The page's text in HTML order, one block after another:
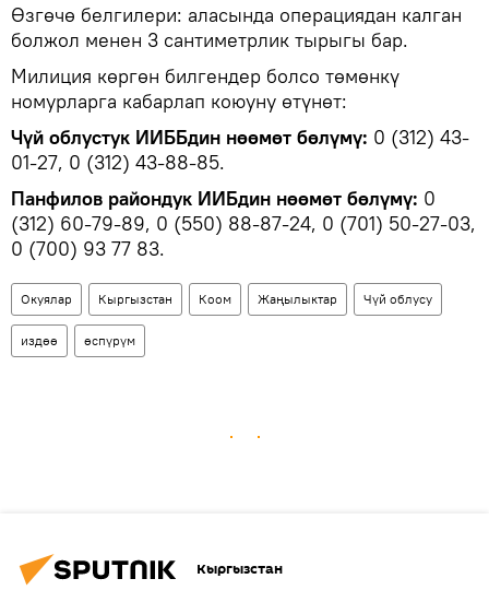
Өзгөчө белгилери: аласында операциядан калган
болжол менен 3 сантиметрлик тырыгы бар.
Милиция көргөн билгендер болсо төмөнкү
номурларга кабарлап коюуну өтүнөт:
Чүй облустук ИИББдин нөөмөт бөлүмү: 0 (312) 43-
01-27, 0 (312) 43-88-85.
Панфилов райондук ИИБдин нөөмөт бөлүмү: 0
(312) 60-79-89, 0 (550) 88-87-24, 0 (701) 50-27-03,
0 (700) 93 77 83.
Окуялар Кыргызстан Коом Жаңылыктар Чүй облусу
издөө өспүрүм
Кыргызстан